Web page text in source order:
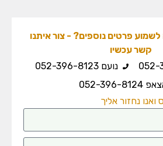
פרטים נוספים? - צור איתנו
קשר עכשיו
נועם 052-396-8123
נחזור אליך